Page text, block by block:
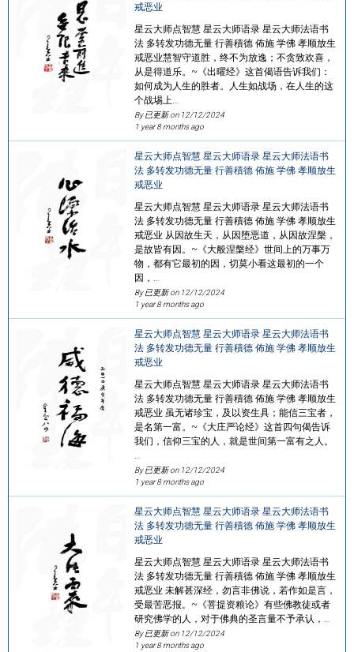
戒恶业
星云大师点智慧 星云大师语录 星云大师法语书
法 多转发功德无量 行善積德 佈施 学佛 孝顺放生
戒恶业慧智守道胜，终不为放逸；不贪致欢喜，
从是得道乐。~《出曜经》这首偈语告诉我们：
如何成为人生的胜者。人生如战场，在人生的这
个战埸上…
By 已更新 on 12/12/2024
1 year 8 months ago
星云大师点智慧 星云大师语录 星云大师法语书
法 多转发功德无量 行善積德 佈施 学佛 孝顺放生
戒恶业
星云大师点智慧 星云大师语录 星云大师法语书
法 多转发功德无量 行善積德 佈施 学佛 孝顺放生
戒恶业 从因故生天，从因堕恶道，从因故涅槃，
是故皆有因。~《大般涅槃经》世间上的万事万
物，都有它最初的因，切莫小看这最初的一个
因，…
By 已更新 on 12/12/2024
1 year 8 months ago
星云大师点智慧 星云大师语录 星云大师法语书
法 多转发功德无量 行善積德 佈施 学佛 孝顺放生
戒恶业
星云大师点智慧 星云大师语录 星云大师法语书
法 多转发功德无量 行善積德 佈施 学佛 孝顺放生
戒恶业 虽无诸珍宝，及以资生具；能信三宝者，
是名第一富。~《大庄严论经》这首四句偈告诉
我们，信仰三宝的人，就是世间第一富有之人。
By 已更新 on 12/12/2024
1 year 8 months ago
星云大师点智慧 星云大师语录 星云大师法语书
法 多转发功德无量 行善積德 佈施 学佛 孝顺放生
戒恶业
星云大师点智慧 星云大师语录 星云大师法语书
法 多转发功德无量 行善積德 佈施 学佛 孝顺放生
戒恶业 未解甚深经，勿言非佛说，若作如是言，
受最苦恶报。~《菩提资粮论》有些佛教徒或者
研究佛学的人，对于佛典的圣言量不予承认，…
By 已更新 on 12/12/2024
1 year 8 months ago